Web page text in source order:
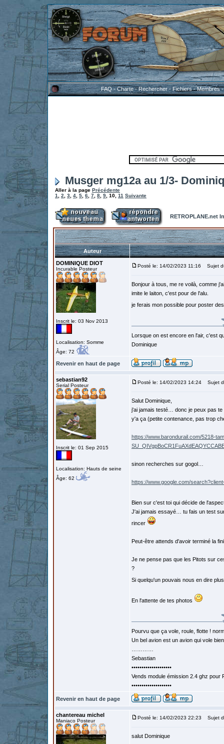
FAQ-Charte-Rechercher-Fichiers-Membres
Musger mg12a au 1/3-
Aller à la page Précédente
1
2 3 4 5 6 7 8 9 10 11 Suivante
RETROPLANE.net
Auteur
DOMINIQUE DIOT
Incurable Posteur
Inscrit le: 03 Nov 2013
Localisation: Somme
Âge: 72
Posté le: 14/02/2023 11:16 Sujet
Bonjour à tous, me re voilà, comme
imite le laiton, c'est pour de l'alu.
je ferais mon possible pour poster
Lorsque on est encore en l'air, c'est
Dominique
Revenir en haut de page
sebastian92
Serial Posteur
Inscrit le: 01 Sep 2015
Localisation: Hauts de seine
Âge: 62
Posté le: 14/02/2023 14:24 Sujet
Salut Dominique,
j'ai jamais testé… donc je peux pas te
y'a ça (petite contenance, pas trop
https://www.barondurail.com/5218-
sinon recherches sur gogol…
https://www.google.com/
Bien sur c'est toi qui décide de
J'ai jamais essayé… tu fais un test
rincer
Peut-être attends d'avoir terminé la
Je ne pense pas que les Pitots sur
?
Si quelqu'un pouvais nous en dire
En l'attente de tes photos
Pourvu que ça vole, roule, flotte !
Un bel avion est un avion qui vole
Sebastian
••••••••••••••••••••
Vends module émission 2.4 ghz
••••••••••••••••••••
Revenir en haut de page
chantereau michel
Maniaco Posteur
Posté le: 14/02/2023 22:23 Sujet
salut Dominique